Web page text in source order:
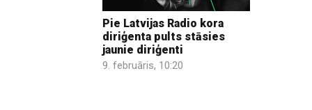
Pie Latvijas Radio kora
diriģenta pults stāsies
jaunie diriģenti
9. februāris, 10:20